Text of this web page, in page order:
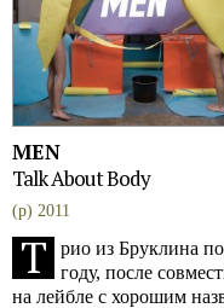
MEN
Talk About Body
(p) 2011
Т
рио из Бруклина
году, после
на лейбле с хорошим